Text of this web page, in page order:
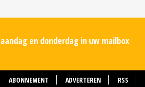
en donderdag in uw mailbox
ABONNEMENT ADVERTEREN RSS